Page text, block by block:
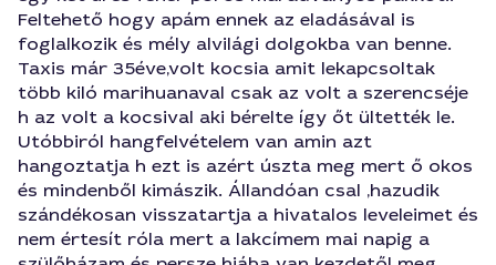
Feltehető hogy apám ennek az eladásával is
foglalkozik és mély alvilági dolgokba van benne.
Taxis már 35éve,volt kocsia amit lekapcsoltak
több kiló marihuanaval csak az volt a szerencséje
h az volt a kocsival aki bérelte így őt ültették le.
Utóbbiról hangfelvételem van amin azt
hangoztatja h ezt is azért úszta meg mert ő okos
és mindenből kimászik. Állandóan csal ,hazudik
szándékosan visszatartja a hivatalos leveleimet és
nem értesít róla mert a lakcímem mai napig a